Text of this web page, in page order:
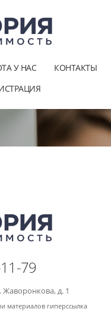
У НАС
КОНТАКТЫ
79
д. 1
материалов гиперссылка